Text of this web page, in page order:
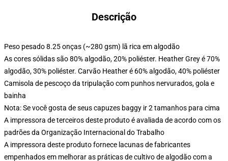
Descrição
Peso pesado 8.25 onças (~280 gsm) lã rica em algodão
As cores sólidas são 80% algodão, 20% poliéster. Heather Grey é 70%
algodão, 30% poliéster. Carvão Heather é 60% algodão, 40% poliéster
Camisola de pescoço da tripulação com punhos nervurados, gola e
bainha
Nota: Se você gosta de seus capuzes baggy ir 2 tamanhos para cima
A impressora de terceiros deste produto é avaliada de acordo com os
padrões da Organização Internacional do Trabalho
A impressora deste produto fornece lacunas de fabricantes
empenhados em melhorar as práticas de cultivo de algodão com a